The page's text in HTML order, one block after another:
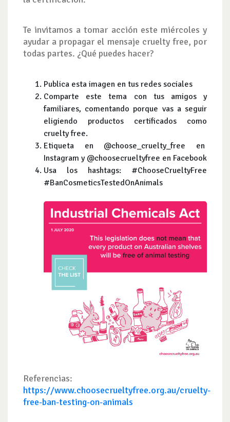
Te invitamos a tomar acción este miércoles y
ayudar a propagar el mensaje cruelty free, por
todas partes. ¿Qué puedes hacer?
Publica esta imagen en tus redes sociales
Comparte este tema con tus amigos y
familiares, comentando porque vas a seguir
eligiendo productos certificados como
cruelty free.
Etiqueta en @choose_cruelty_free en
Instagram y @choosecrueltyfree en Facebook
Usa los hashtags: #ChooseCrueltyFree
#BanCosmeticsTestedOnAnimals
Referencias:
https://www.choosecrueltyfree.org.au/cruelty-
free-ban-testing-on-animals